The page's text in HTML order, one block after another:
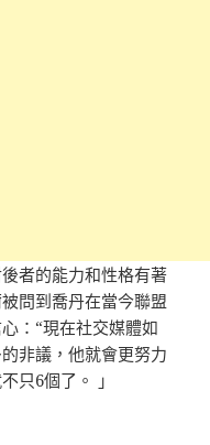
者的能力和性格有著
問到喬丹在當今聯盟
：“現在社交媒體如
非議，他就會更努力
只6個了。 」